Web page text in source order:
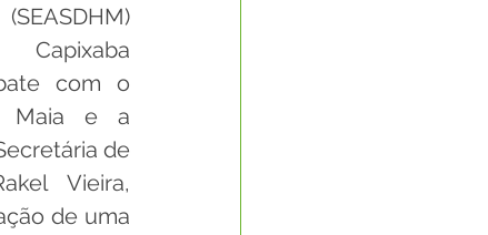
com o
Maia e a
de
Vieira,
de uma